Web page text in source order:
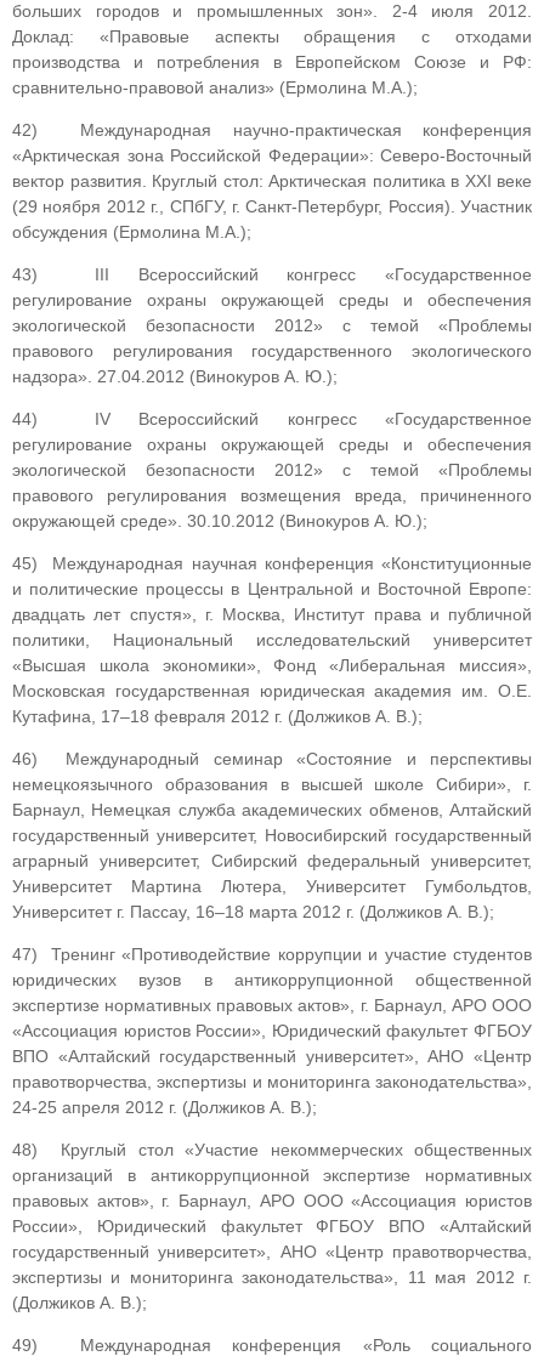
больших городов и промышленных зон». 2-4 июля 2012.
Доклад: «Правовые аспекты обращения с отходами
производства и потребления в Европейском Союзе и РФ:
сравнительно-правовой анализ» (Ермолина М.А.);
42) Международная научно-практическая конференция
«Арктическая зона Российской Федерации»: Северо-Восточный
вектор развития. Круглый стол: Арктическая политика в XXI веке
(29 ноября 2012 г., СПбГУ, г. Санкт-Петербург, Россия). Участник
обсуждения (Ермолина М.А.);
43) III Всероссийский конгресс «Государственное
регулирование охраны окружающей среды и обеспечения
экологической безопасности 2012» с темой «Проблемы
правового регулирования государственного экологического
надзора». 27.04.2012 (Винокуров А. Ю.);
44) IV Всероссийский конгресс «Государственное
регулирование охраны окружающей среды и обеспечения
экологической безопасности 2012» с темой «Проблемы
правового регулирования возмещения вреда, причиненного
окружающей среде». 30.10.2012 (Винокуров А. Ю.);
45) Международная научная конференция «Конституционные
и политические процессы в Центральной и Восточной Европе:
двадцать лет спустя», г. Москва, Институт права и публичной
политики, Национальный исследовательский университет
«Высшая школа экономики», Фонд «Либеральная миссия»,
Московская государственная юридическая академия им. О.Е.
Кутафина, 17–18 февраля 2012 г. (Должиков А. В.);
46) Международный семинар «Состояние и перспективы
немецкоязычного образования в высшей школе Сибири», г.
Барнаул, Немецкая служба академических обменов, Алтайский
государственный университет, Новосибирский государственный
аграрный университет, Сибирский федеральный университет,
Университет Мартина Лютера, Университет Гумбольдтов,
Университет г. Пассау, 16–18 марта 2012 г. (Должиков А. В.);
47) Тренинг «Противодействие коррупции и участие студентов
юридических вузов в антикоррупционной общественной
экспертизе нормативных правовых актов», г. Барнаул, АРО ООО
«Ассоциация юристов России», Юридический факультет ФГБОУ
ВПО «Алтайский государственный университет», АНО «Центр
правотворчества, экспертизы и мониторинга законодательства»,
24-25 апреля 2012 г. (Должиков А. В.);
48) Круглый стол «Участие некоммерческих общественных
организаций в антикоррупционной экспертизе нормативных
правовых актов», г. Барнаул, АРО ООО «Ассоциация юристов
России», Юридический факультет ФГБОУ ВПО «Алтайский
государственный университет», АНО «Центр правотворчества,
экспертизы и мониторинга законодательства», 11 мая 2012 г.
(Должиков А. В.);
49) Международная конференция «Роль социального